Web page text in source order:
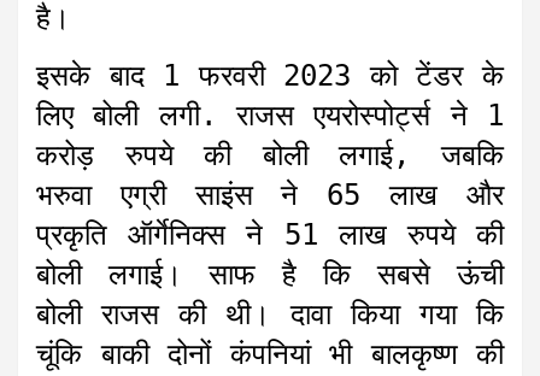
है।
इसके बाद 1 फरवरी 2023 को टेंडर के
लिए बोली लगी. राजस एयरोस्पोर्ट्स ने 1
करोड़ रुपये की बोली लगाई, जबकि
भरुवा एग्री साइंस ने 65 लाख और
प्रकृति ऑर्गेनिक्स ने 51 लाख रुपये की
बोली लगाई। साफ है कि सबसे ऊंची
बोली राजस की थी। दावा किया गया कि
चूंकि बाकी दोनों कंपनियां भी बालकृष्ण की